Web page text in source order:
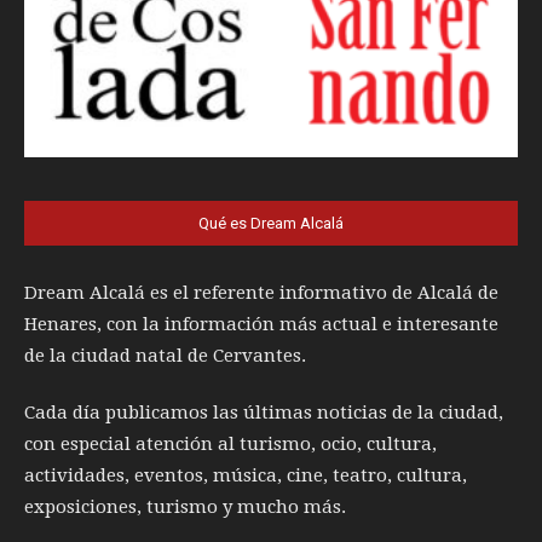
Qué es Dream Alcalá
Dream Alcalá es el referente informativo de Alcalá de
Henares, con la información más actual e interesante
de la ciudad natal de Cervantes.
Cada día publicamos las últimas noticias de la ciudad,
con especial atención al turismo, ocio, cultura,
actividades, eventos, música, cine, teatro, cultura,
exposiciones, turismo y mucho más.